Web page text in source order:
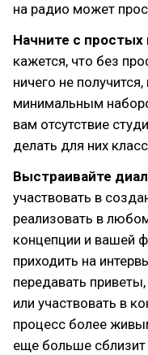
на радио может
Начните с
кажется, что без
ничего не
минимальным
вам отсутствие
делать для них
Выстраивайте
участвовать в
реализовать в
концепции и вашей
приходить на
передавать
или участвовать в
процесс более
еще больше